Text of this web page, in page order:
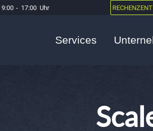
9:00 - 17:00 Uhr
Services